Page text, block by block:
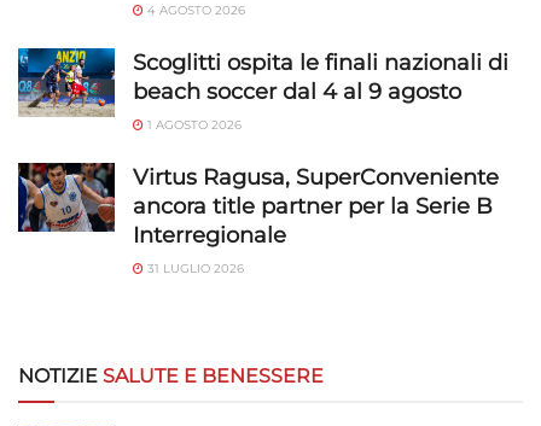
4 AGOSTO 2026
Scoglitti ospita le finali nazionali di
beach soccer dal 4 al 9 agosto
1 AGOSTO 2026
Virtus Ragusa, SuperConveniente
ancora title partner per la Serie B
Interregionale
31 LUGLIO 2026
NOTIZIE SALUTE E BENESSERE